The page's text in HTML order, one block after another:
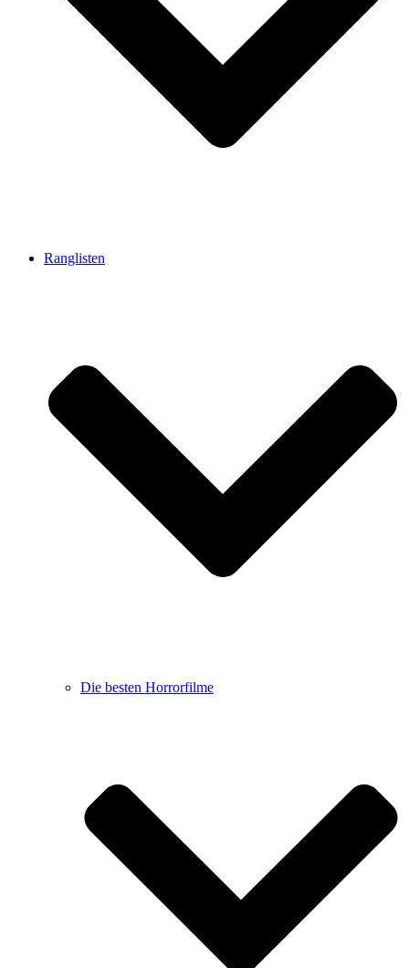
Ranglisten
Die besten Horrorfilme